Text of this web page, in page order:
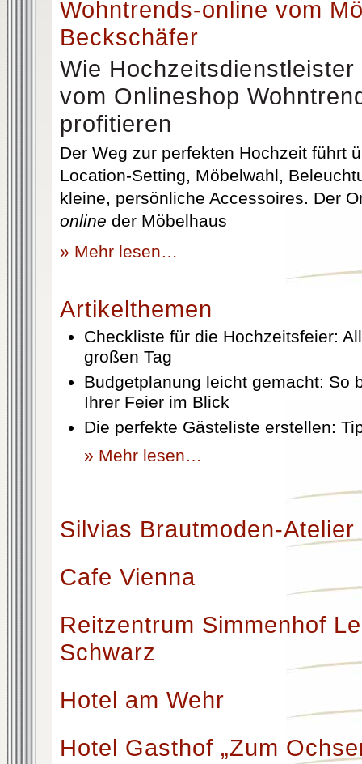
Wohntrends-online vom
Beckschäfer
Wie
vom Onlineshop
profitieren
Der Weg zur perfekten Hochzeit führt
Location-Setting, Möbelwahl,
kleine, persönliche Accessoires. Der
online der Möbelhaus
» Mehr lesen…
Artikelthemen
Checkliste für die Hochzeitsfeier:
großen Tag
Budgetplanung leicht gemacht: So
Ihrer Feier im Blick
Die perfekte Gästeliste erstellen:
» Mehr lesen…
Silvias Brautmoden-Atelier
Cafe Vienna
Reitzentrum Simmenhof
Schwarz
Hotel am Wehr
Hotel Gasthof „Zum